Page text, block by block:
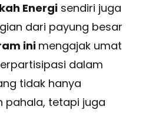
Energisendiri juga
dari payung besar
ini mengajak umat
dalam
tidak hanya
pahala, tetapi juga